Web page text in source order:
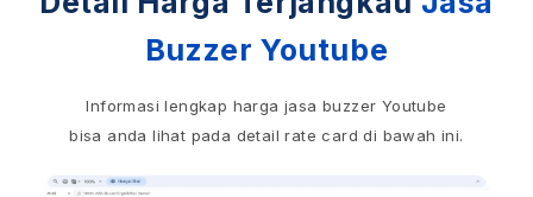
Buzzer Youtube
Informasi lengkap harga jasa buzzer Youtube
bisa anda lihat pada detail rate card di bawah ini.